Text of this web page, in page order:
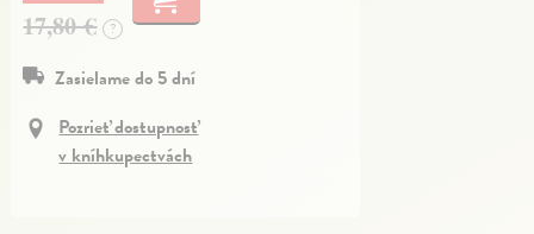
17,80 € ?
Zasielame do 5 dní
Pozrieť dostupnosť
v kníhkupectvách